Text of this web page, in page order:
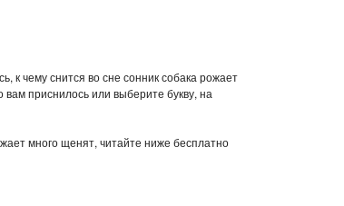
к чему снится во сне сонник собака рожает
приснилось или выберите букву, на
много щенят, читайте ниже бесплатно